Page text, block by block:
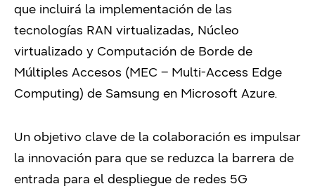
que incluirá la implementación de las
tecnologías RAN virtualizadas, Núcleo
virtualizado y Computación de Borde de
Múltiples Accesos (MEC – Multi-Access Edge
Computing) de Samsung en Microsoft Azure.
Un objetivo clave de la colaboración es impulsar
la innovación para que se reduzca la barrera de
entrada para el despliegue de redes 5G